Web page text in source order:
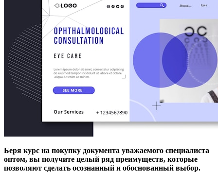
Беря курс на покупку документа уважаемого специалиста
оптом, вы получите целый ряд преимуществ, которые
позволяют сделать осознанный и обоснованный выбор.